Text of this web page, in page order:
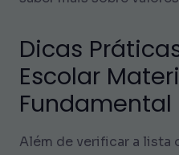
Dicas
Escolar
Fundamental
Além de verificar a lista